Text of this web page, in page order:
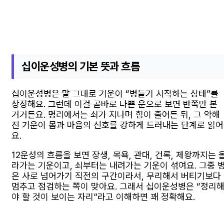
십이운성병의 기본 뜻과 흐름
십이운성병은 말 그대로 기운이 “병들기 시작하는 상태”를
상징해요. 그런데 이걸 곧바로 나쁜 운으로 보면 반쪽만 본
거거든요. 명리에서는 쇠가 지나며 힘이 줄어든 뒤, 그 약해
진 기운이 몸과 마음의 신호를 강하게 드러내는 단계로 읽어
요.
12운성의 흐름을 보면 장생, 목욕, 관대, 건록, 제왕까지는
라가는 기운이고, 쇠부터는 내려가는 기운이 섞여요. 그중
은 사로 넘어가기 직전의 구간이라서, 무리해서 버티기보다
멈추고 점검하는 쪽이 맞아요. 그래서 십이운성병은 “정리해
야 할 것이 보이는 자리”라고 이해하면 꽤 정확해요.